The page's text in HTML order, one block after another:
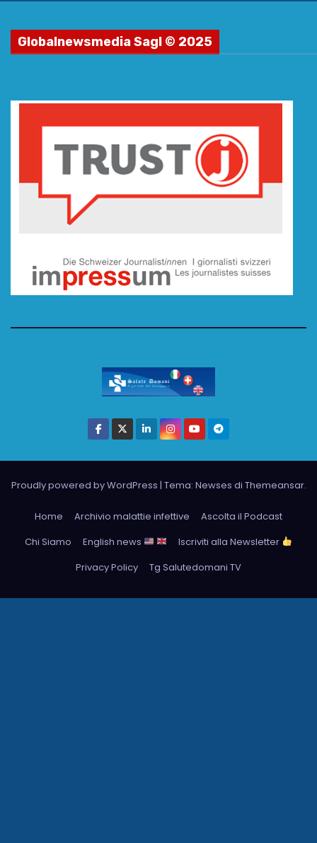
Globalnewsmedia Sagl © 2025
Proudly powered by WordPress | Tema: Newses di Themeansar.
Home Archivio malattie infettive
Ascolta il Podcast
Chi Siamo
English news
Iscriviti alla Newsletter
Privacy Policy
Tg Salutedomani TV